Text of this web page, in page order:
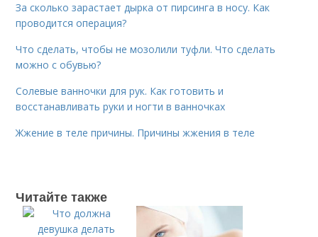
За сколько зарастает дырка от пирсинга в носу. Как
проводится операция?
Что сделать, чтобы не мозолили туфли. Что сделать
можно с обувью?
Солевые ванночки для рук. Как готовить и
восстанавливать руки и ногти в ванночках
Жжение в теле причины. Причины жжения в теле
Читайте также